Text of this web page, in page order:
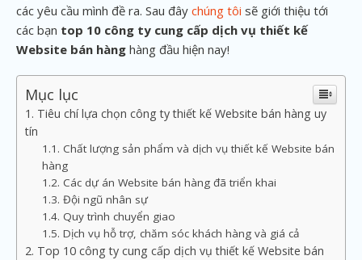
các yêu cầu mình đề ra. Sau đây chúng tôi sẽ giới thiệu tới
các bạn top 10 công ty cung cấp dịch vụ thiết kế
Website bán hàng hàng đầu hiện nay!
Mục lục
Tiêu chí lựa chọn công ty thiết kế Website bán hàng uy
tín
Chất lượng sản phẩm và dịch vụ thiết kế Website bán
hàng
Các dự án Website bán hàng đã triển khai
Đội ngũ nhân sự
Quy trình chuyển giao
Dịch vụ hỗ trợ, chăm sóc khách hàng và giá cả
Top 10 công ty cung cấp dịch vụ thiết kế Website bán